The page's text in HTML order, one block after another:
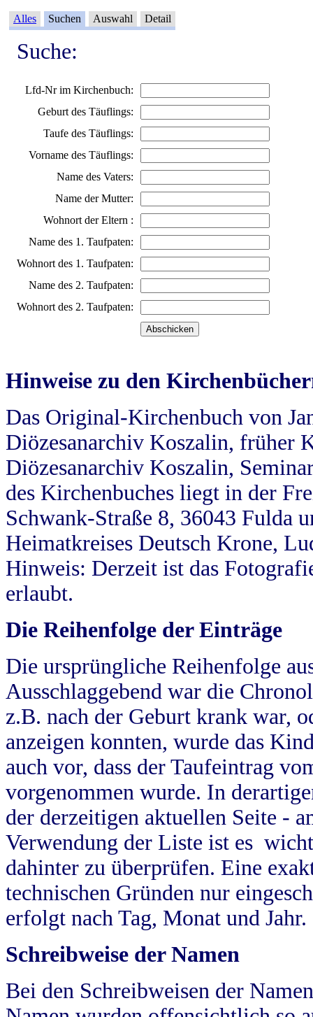
Alles Suchen Auswahl Detail
Suche:
Lfd-Nr im Kirchenbuch:
Geburt des Täuflings:
Taufe des Täuflings:
Vorname des Täuflings:
Name des Vaters:
Name der Mutter:
Wohnort der Eltern :
Name des 1. Taufpaten:
Wohnort des 1. Taufpaten:
Name des 2. Taufpaten:
Wohnort des 2. Taufpaten:
Hinweise zu den
Das Original-Kirchenbuch von
Diözesanarchiv Koszalin, früher
Diözesanarchiv Koszalin,
des Kirchenbuches liegt in der
Schwank-Straße 8, 36043 Fulda
Heimatkreises Deutsch Krone,
Hinweis: Derzeit ist das
erlaubt.
Die Reihenfolge der Einträge
Die ursprüngliche Reihenfolge
Ausschlaggebend war die
z.B. nach der Geburt krank war,
anzeigen konnten, wurde das
auch vor, dass der Taufeintrag
vorgenommen wurde. In
der derzeitigen aktuellen Seite -
Verwendung der Liste ist es
dahinter zu überprüfen. Eine
technischen Gründen nur
erfolgt nach Tag, Monat und Jahr.
Schreibweise der Namen
Bei den Schreibweisen der